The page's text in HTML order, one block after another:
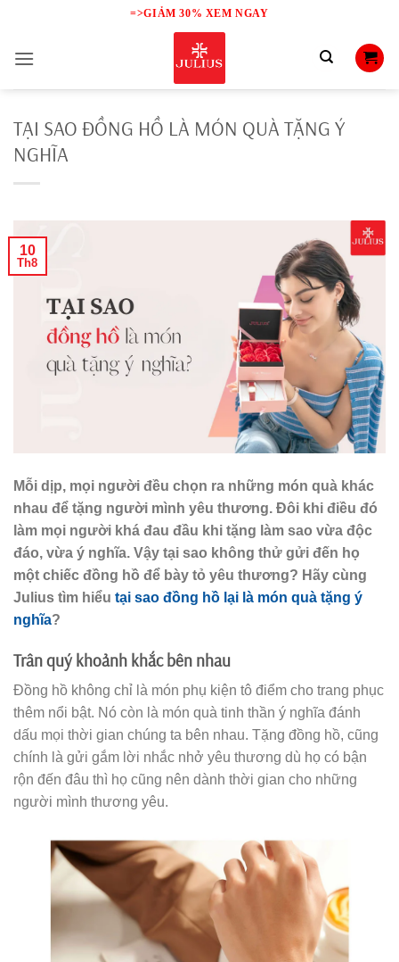
content
=>GIẢM 30% XEM NGAY
TẠI SAO ĐỒNG HỒ LÀ MÓN QUÀ TẶNG Ý
NGHĨA
10
Th8
Mỗi dịp, mọi người đều chọn ra những món quà khác
nhau để tặng người mình yêu thương. Đôi khi điều đó
làm mọi người khá đau đầu khi tặng làm sao vừa độc
đáo, vừa ý nghĩa. Vậy tại sao không thử gửi đến họ
một chiếc đồng hồ để bày tỏ yêu thương? Hãy cùng
Julius tìm hiểu tại sao đồng hồ lại là món quà tặng ý
nghĩa?
Trân quý khoảnh khắc bên nhau
Đồng hồ không chỉ là món phụ kiện tô điểm cho trang phục
thêm nổi bật. Nó còn là món quà tinh thần ý nghĩa đánh
dấu mọi thời gian chúng ta bên nhau. Tặng đồng hồ, cũng
chính là gửi gắm lời nhắc nhở yêu thương dù họ có bận
rộn đến đâu thì họ cũng nên dành thời gian cho những
người mình thương yêu.